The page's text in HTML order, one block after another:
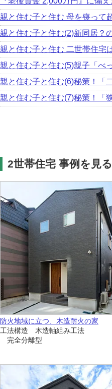
親と住む子と住む 母を喪って
親と住む子と住む(2)新同居？
親と住む子と住む 二世帯住宅
親と住む子と住む(5)親子「べ
親と住む子と住む(6)秘策！「
親と住む子と住む(7)秘策！「
2世帯住宅 事例を見る
防火地域に立つ、木造耐火の家
工法構造 木造軸組み工法
完全分離型